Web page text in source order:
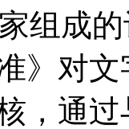
组成
》对
，通